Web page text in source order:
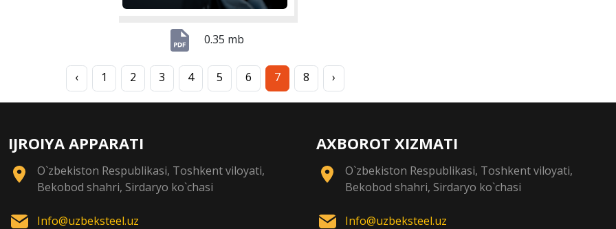
0.35 mb
‹ 1 2 3 4 5 6 7 8 ›
IJROIYA APPARATI
O`zbekiston Respublikasi, Toshkent viloyati,
Bekobod shahri, Sirdaryo ko`chasi
Info@uzbeksteel.uz
AXBOROT XIZMATI
O`zbekiston Respublikasi, Toshkent viloyati,
Bekobod shahri, Sirdaryo ko`chasi
Info@uzbeksteel.uz